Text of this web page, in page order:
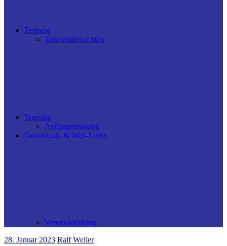
Termine
Turnierübersichten
Training
Anfängertraining
Downloads & Web-Links
Vereinskleidung
28. Januar 2023 Ralf Weller